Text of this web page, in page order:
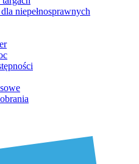
niepełnosprawnych